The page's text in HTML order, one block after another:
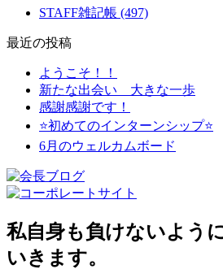
STAFF雑記帳 (497)
最近の投稿
ようこそ！！
新たな出会い 大きな一歩
感謝感謝です！
⭐初めてのインターンシップ⭐
6月のウェルカムボード
私自身も負けないよう
いきます。